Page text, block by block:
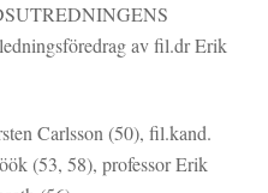
av fil.dr Erik
Carlsson (50), fil.kand.
(53, 58), professor Erik